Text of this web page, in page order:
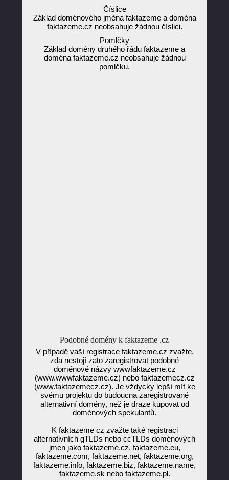
Číslice
Základ doménového jména faktazeme a doména
faktazeme.cz neobsahuje žádnou číslici.
Pomlčky
Základ domény druhého řádu faktazeme a
doména faktazeme.cz neobsahuje žádnou
pomlčku.
Podobné domény k faktazeme .cz
V případě vaší registrace faktazeme.cz zvažte,
zda nestojí zato zaregistrovat podobné
doménové názvy wwwfaktazeme.cz
(www.wwwfaktazeme.cz) nebo faktazemecz.cz
(www.faktazemecz.cz). Je vždycky lepší mít ke
svému projektu do budoucna zaregistrované
alternativní domény, než je draze kupovat od
doménových spekulantů.
K faktazeme cz zvažte také registraci
alternativních gTLDs nebo ccTLDs doménových
jmen jako faktazeme.cz, faktazeme.eu,
faktazeme.com, faktazeme.net, faktazeme.org,
faktazeme.info, faktazeme.biz, faktazeme.name,
faktazeme.sk nebo faktazeme.pl.